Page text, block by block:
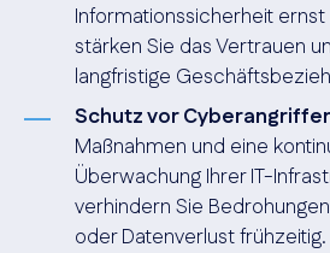
Informationssicherheit
stärken Sie das Vertrauen
langfristige
Schutz vor
Maßnahmen und eine
Überwachung Ihrer IT-
verhindern Sie
oder Datenverlust frühzeitig.